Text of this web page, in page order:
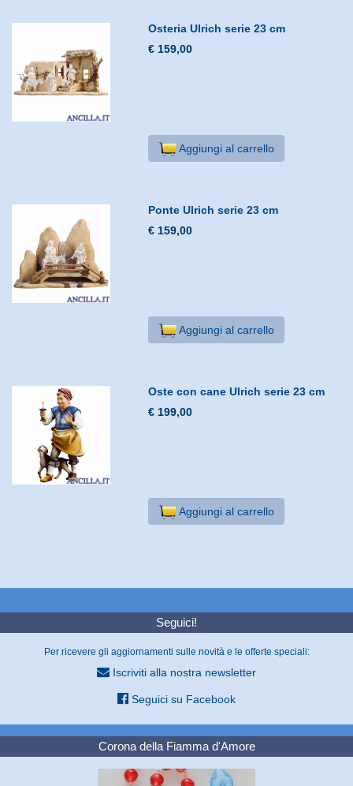
Osteria Ulrich serie 23 cm
€ 159,00
Aggiungi al carrello
Ponte Ulrich serie 23 cm
€ 159,00
Aggiungi al carrello
Oste con cane Ulrich serie 23 cm
€ 199,00
Aggiungi al carrello
Seguici!
Per ricevere gli aggiornamenti sulle novità e le offerte speciali:
Iscriviti alla nostra newsletter
Seguici su Facebook
Corona della Fiamma d'Amore